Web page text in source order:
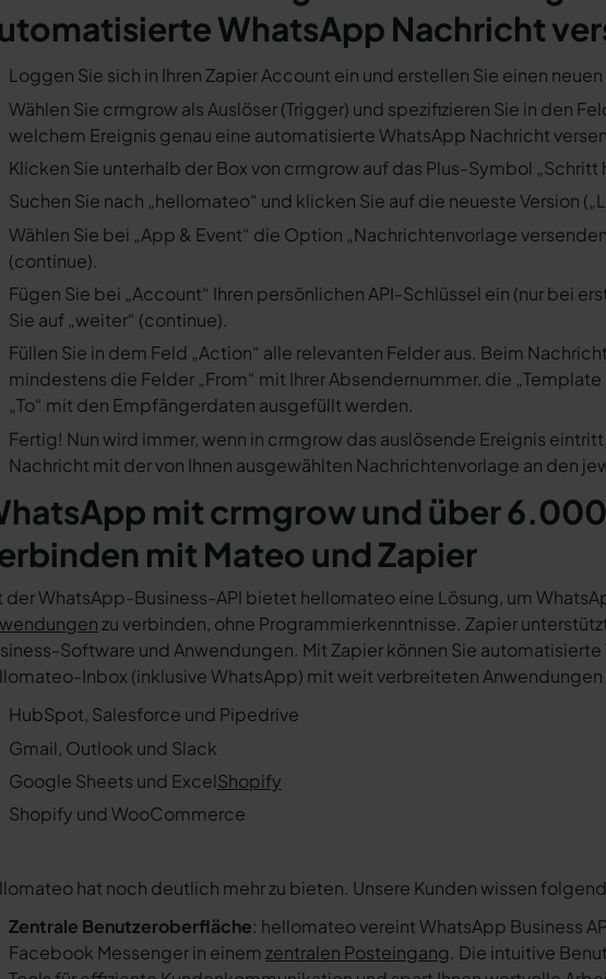
WhatsApp Nachricht
Loggen Sie sich in Ihren Zapier Account ein und erstellen Sie einen neuen
Wählen Sie crmgrow als Auslöser (Trigger) und spezifizieren Sie in den
welchem Ereignis genau eine automatisierte WhatsApp Nachricht
Klicken Sie unterhalb der Box von crmgrow auf das Plus-Symbol „Schritt
Suchen Sie nach „hellomateo“ und klicken Sie auf die neueste Version
Wählen Sie bei „App & Event“ die Option „Nachrichtenvorlage
(continue).
Fügen Sie bei „Account“ Ihren persönlichen API-Schlüssel ein (nur bei
Sie auf „weiter“ (continue).
Füllen Sie in dem Feld „Action“ alle relevanten Felder aus. Beim
mindestens die Felder „From“ mit Ihrer Absendernummer, die
„To“ mit den Empfängerdaten ausgefüllt werden.
Fertig! Nun wird immer, wenn in crmgrow das auslösende Ereignis
Nachricht mit der von Ihnen ausgewählten Nachrichtenvorlage an den
mit crmgrow und über
mit Mateo und Zapier
der WhatsApp-Business-API bietet hellomateo eine Lösung, um
zu verbinden, ohne Programmierkenntnisse. Zapier
Software und Anwendungen. Mit Zapier können Sie
Inbox (inklusive WhatsApp) mit weit verbreiteten Anwendungen
HubSpot, Salesforce und Pipedrive
Gmail, Outlook und Slack
Google Sheets und ExcelShopify
Shopify und WooCommerce
hat noch deutlich mehr zu bieten. Unsere Kunden wissen
Zentrale Benutzeroberfläche: hellomateo vereint WhatsApp Business
Facebook Messenger in einem zentralen Posteingang. Die intuitive